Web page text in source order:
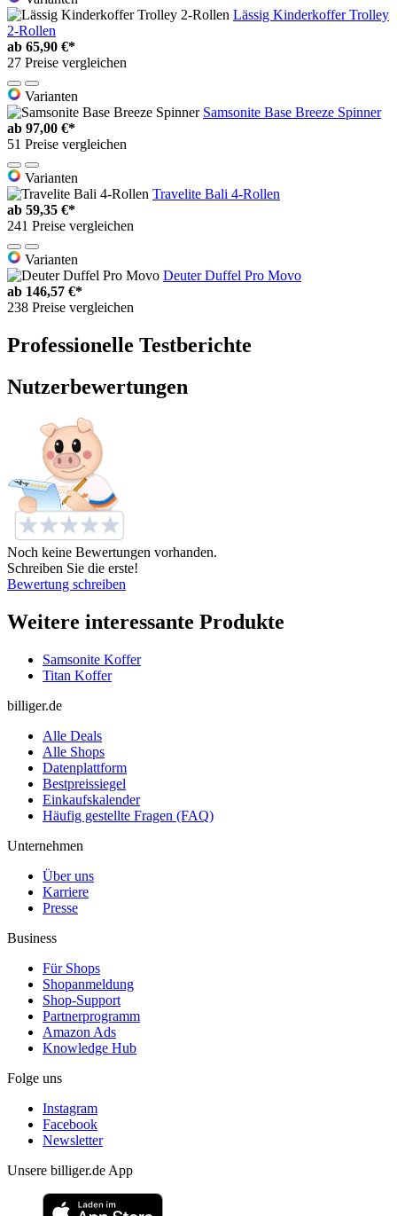
Lässig Kinderkoffer Trolley
2-Rollen
ab 65,90 €*
27 Preise vergleichen
Varianten
Samsonite Base Breeze Spinner
ab 97,00 €*
51 Preise vergleichen
Varianten
Travelite Bali 4-Rollen
ab 59,35 €*
241 Preise vergleichen
Varianten
Deuter Duffel Pro Movo
ab 146,57 €*
238 Preise vergleichen
Professionelle Testberichte
Nutzerbewertungen
Noch keine Bewertungen vorhanden.
Schreiben Sie die erste!
Bewertung schreiben
Weitere interessante Produkte
Samsonite Koffer
Titan Koffer
billiger.de
Alle Deals
Alle Shops
Datenplattform
Bestpreissiegel
Einkaufskalender
Häufig gestellte Fragen (FAQ)
Unternehmen
Über uns
Karriere
Presse
Business
Für Shops
Shopanmeldung
Shop-Support
Partnerprogramm
Amazon Ads
Knowledge Hub
Folge uns
Instagram
Facebook
Newsletter
Unsere billiger.de App